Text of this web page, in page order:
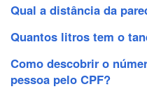
Qual a distância da
Quantos litros tem o
Como descobrir o
pessoa pelo CPF?